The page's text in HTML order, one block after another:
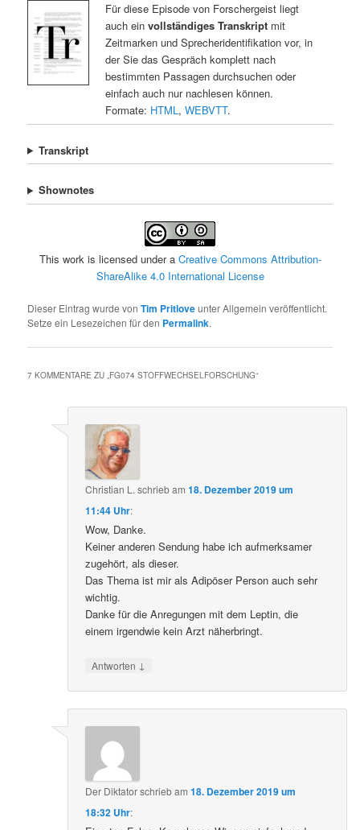
Für diese Episode von Forschergeist liegt
auch ein vollständiges Transkriptmit
Zeitmarken und Sprecheridentifikation vor, in
der Sie das Gespräch komplett nach
bestimmten Passagen durchsuchen oder
einfach auch nur nachlesen können.
Formate: HTML, WEBVTT.
Transkript
Shownotes
This work is licensed under a Creative Commons Attribution-
ShareAlike 4.0 International License
Dieser Eintrag wurde vonTim Pritloveunter Allgemein veröffentlicht.
Setze ein Lesezeichen für den Permalink.
7 KOMMENTARE ZU „FG074 STOFFWECHSELFORSCHUNG“
Christian L.schriebam18. Dezember 2019 um
11:44 Uhr:
Wow, Danke.
Keiner anderen Sendung habe ich aufmerksamer
zugehört, als dieser.
Das Thema ist mir als Adipöser Person auch sehr
wichtig.
Danke für die Anregungen mit dem Leptin, die
einem irgendwie kein Arzt näherbringt.
Antworten ↓
Der Diktatorschriebam18. Dezember 2019 um
18:32 Uhr: